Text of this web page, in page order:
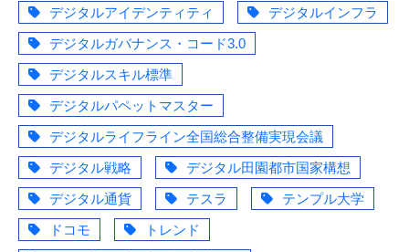
デジタルアイデンティティ
デジタルインフラ
デジタルガバナンス・コード3.0
デジタルスキル標準
デジタルパペットマスター
デジタルライフライン全国総合整備実現会議
デジタル戦略
デジタル田園都市国家構想
デジタル通貨
テスラ
テンプル大学
ドコモ
トレンド